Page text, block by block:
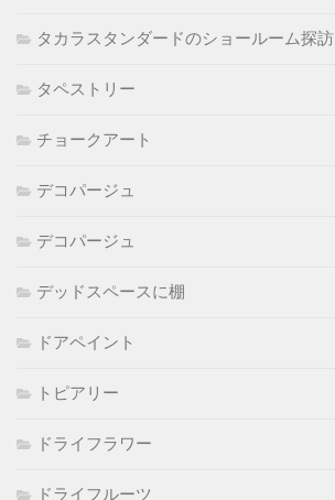
タカラスタンダードのショールーム探訪
タペストリー
チョークアート
デコパージュ
デコパージュ
デッドスペースに棚
ドアペイント
トピアリー
ドライフラワー
ドライフルーツ